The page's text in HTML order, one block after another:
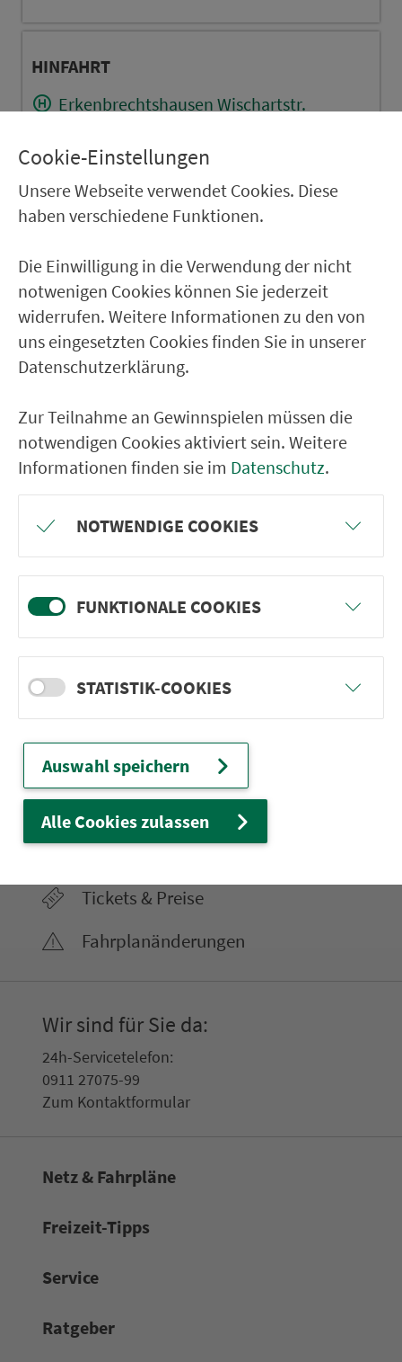
HINFAHRT
Erkenbrechtshausen Wischartstr.
Tiefenbach (b. Crailsh.) Post
Crailsheim Schlachthof
Crailsheim Bhf-Str./ Bayer. Hof
RÜCKFAHRT
Crailsheim ZOB
Crailsheim Tiefenbacher Str.
Crailsheim Schlachthof
Tiefenbach (b. Crailsh.) Kirche
Ver­kehrs­ver­bund Groß­raum
Nürn­berg
22.000 Qua­drat­ki­lo­me­ter. 130 Ver­kehrs­un­
Ver­bin­dungen
Tickets & Preise
Fahr­plan­ände­rungen
Wir sind für Sie da:
24h-Ser­vice­te­le­fon:
0911 27075-99
Zum Kon­taktformular
Netz & Fahrpläne
Frei­zeit-Tipps
Service
Rat­ge­ber
Cookie-Einstellungen
Unsere Webseite verwendet Cookies. Diese
haben verschiedene Funktionen.
Die Einwilligung in die Verwendung der nicht
notwenigen Cookies können Sie jederzeit
widerrufen. Weitere Informationen zu den von
uns eingesetzten Cookies finden Sie in unserer
Datenschutzerklärung.
Zur Teilnahme an Gewinnspielen müssen die
notwendigen Cookies aktiviert sein. Weitere
Informationen finden sie im Datenschutz.
NOTWENDIGE COOKIES
FUNKTIONALE COOKIES
STATISTIK-COOKIES
Auswahl speichern
Alle Cookies zulassen